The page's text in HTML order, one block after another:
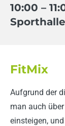
10:00 –
FitMix
Aufgrund der
man auch
einsteigen,